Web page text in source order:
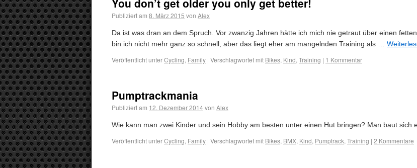
You don’t get older you only get better!
Publiziert am 8. März 2015 von Alex
Da ist was dran an dem Spruch. Vor zwanzig Jahren hätte ich mich nie getraut über einen
bin ich nicht mehr ganz so schnell, aber das liegt eher am mangelnden Training als …
Veröffentlicht unterCycling, Family | Verschlagwortet mit Bikes, Kind, Training | 1 Kommentar
Pumptrackmania
Publiziert am 12. Dezember 2014von Alex
Wie kann man zwei Kinder und sein Hobby am besten unter einen Hut bringen? Man baut sich
Veröffentlicht unterCycling, Family | Verschlagwortet mit Bikes, BMX, Kind, Pumptrack, Training | 2 Kommentare